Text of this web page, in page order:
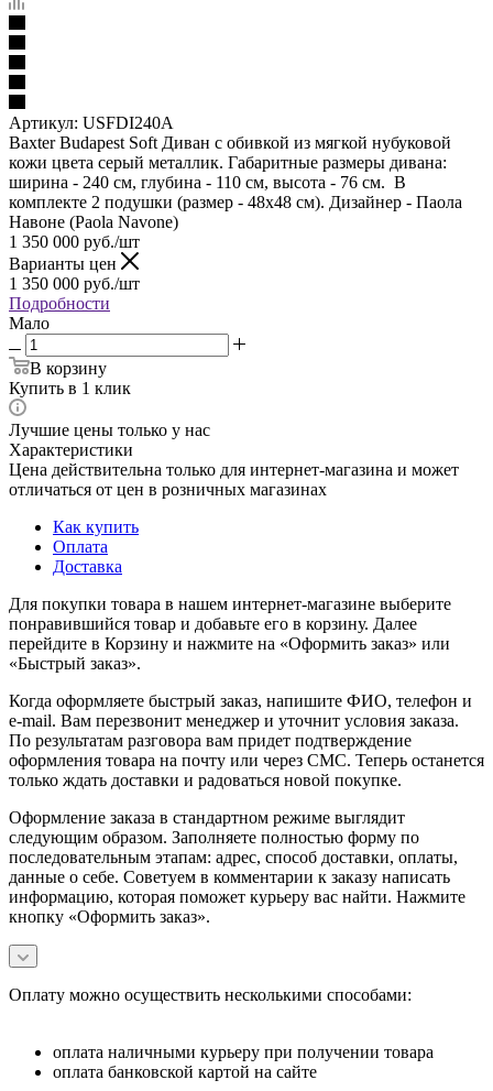
Артикул: USFDI240A
Baxter Budapest Soft Диван с обивкой из мягкой нубуковой
кожи цвета серый металлик. Габаритные размеры дивана:
ширина - 240 см, глубина - 110 см, высота - 76 см. В
комплекте 2 подушки (размер - 48х48 см). Дизайнер - Паола
Навоне (Paola Navone)
1 350 000 руб./шт
Варианты цен
1 350 000 руб./шт
Подробности
Мало
В корзину
Купить в 1 клик
Лучшие цены только у нас
Характеристики
Цена действительна только для интернет-магазина и может
отличаться от цен в розничных магазинах
Как купить
Оплата
Доставка
Для покупки товара в нашем интернет-магазине выберите
понравившийся товар и добавьте его в корзину. Далее
перейдите в Корзину и нажмите на «Оформить заказ» или
«Быстрый заказ».
Когда оформляете быстрый заказ, напишите ФИО, телефон и
e-mail. Вам перезвонит менеджер и уточнит условия заказа.
По результатам разговора вам придет подтверждение
оформления товара на почту или через СМС. Теперь останется
только ждать доставки и радоваться новой покупке.
Оформление заказа в стандартном режиме выглядит
следующим образом. Заполняете полностью форму по
последовательным этапам: адрес, способ доставки, оплаты,
данные о себе. Советуем в комментарии к заказу написать
информацию, которая поможет курьеру вас найти. Нажмите
кнопку «Оформить заказ».
Оплату можно осуществить несколькими способами:
оплата наличными курьеру при получении товара
оплата банковской картой на сайте